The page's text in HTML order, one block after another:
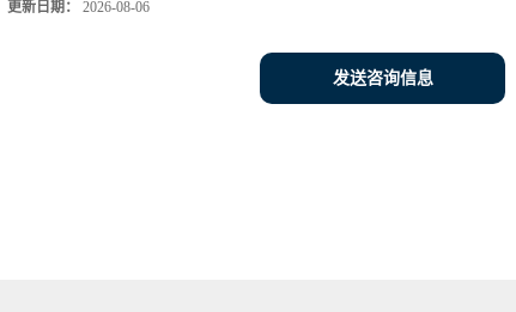
更新日期： 2026-08-06
发送咨询信息